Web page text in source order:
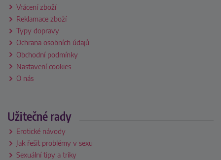
Vrácení zboží
Reklamace zboží
Typy dopravy
Ochrana osobních údajů
Obchodní podmínky
Nastavení cookies
O nás
Užitečné rady
Erotické návody
Jak řešit problémy v sexu
Sexuální tipy a triky